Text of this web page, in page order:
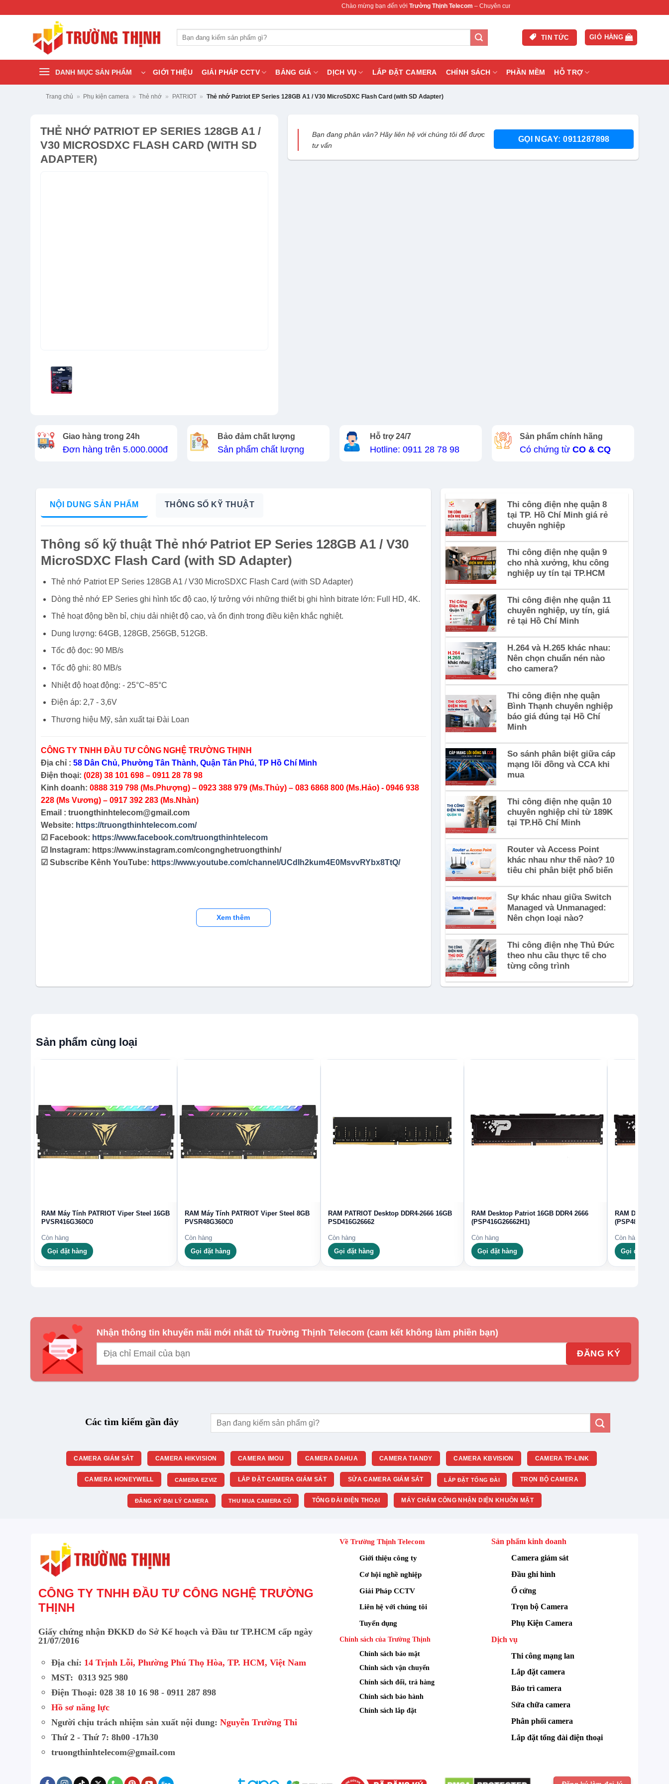
Chào mừng bạn đến vớiTrường Thịnh Telecom– Chuyên cung cấp thiết bị mạng & camera chính hãng, bảo hành , hỗ trợ nhanh.
kiếm:
TIN TỨC GIỎ HÀNG
DANH MỤC SẢN PHẨM GIỚI THIỆU GIẢI PHÁP CCTV BẢNG GIÁ DỊCH VỤ LẮP ĐẶT CAMERA CHÍNH SÁCH PHẦN MỀM HỖ TRỢ
Trang chủ » Phụ kiện camera » Thẻ nhớ » PATRIOT » Thẻ nhớ Patriot EP Series 128GB A1 / V30 MicroSDXC Flash Card (with SD Adapter)
THẺ NHỚ PATRIOT EP SERIES 128GB A1 /
V30 MICROSDXC FLASH CARD (WITH SD
ADAPTER)
Bạn đang phân vân? Hãy liên hệ với chúng tôi để được
tư vấn
GỌI NGAY: 0911287898
Giao hàng trong 24h
Đơn hàng trên 5.000.000đ
Bảo đảm chất lượng
Sản phẩm chất lượng
Hỗ trợ 24/7
Hotline: 0911 28 78 98
Sản phẩm chính hãng
Có chứng từ CO & CQ
NỘI DUNG SẢN PHẨM THÔNG SỐ KỸ THUẬT
Thông số kỹ thuật Thẻ nhớ Patriot EP Series 128GB A1 / V30
MicroSDXC Flash Card (with SD Adapter)
Thẻ nhớ Patriot EP Series 128GB A1 / V30 MicroSDXC Flash Card (with SD Adapter)
Dòng thẻ nhớ EP Series ghi hình tốc độ cao, lý tưởng với những thiết bị ghi hình bitrate lớn: Full HD, 4K.
Thẻ hoạt động bền bỉ, chịu dải nhiệt độ cao, và ổn định trong điều kiện khắc nghiệt.
Dung lượng: 64GB, 128GB, 256GB, 512GB.
Tốc độ đọc: 90 MB/s
Tốc độ ghi: 80 MB/s
Nhiệt độ hoạt động: - 25°C~85°C
Điện áp: 2,7 - 3,6V
Thương hiệu Mỹ, sản xuất tại Đài Loan
CÔNG TY TNHH ĐẦU TƯ CÔNG NGHỆ TRƯỜNG THỊNH
Địa chỉ : 58 Dân Chủ, Phường Tân Thành, Quận Tân Phú, TP Hồ Chí Minh
Điện thoại: (028) 38 101 698 – 0911 28 78 98
Kinh doanh: 0888 319 798 (Ms.Phượng) – 0923 388 979 (Ms.Thủy) – 083 6868 800 (Ms.Hảo) - 0946 938
228 (Ms Vương) – 0917 392 283 (Ms.Nhàn)
Email : truongthinhtelecom@gmail.com
Website: https://truongthinhtelecom.com/
☑ Facebook: https://www.facebook.com/truongthinhtelecom
☑ Instagram: https://www.instagram.com/congnghetruongthinh/
☑ Subscribe Kênh YouTube: https://www.youtube.com/channel/UCdIh2kum4E0MsvvRYbx8TtQ/
Xem thêm
Thi công điện nhẹ quận 8
tại TP. Hồ Chí Minh giá rẻ
chuyên nghiệp
Thi công điện nhẹ quận 9
cho nhà xưởng, khu công
nghiệp uy tín tại TP.HCM
Thi công điện nhẹ quận 11
chuyên nghiệp, uy tín, giá
rẻ tại Hồ Chí Minh
H.264 và H.265 khác nhau:
Nên chọn chuẩn nén nào
cho camera?
Thi công điện nhẹ quận
Bình Thạnh chuyên nghiệp
báo giá đúng tại Hồ Chí
Minh
So sánh phân biệt giữa cáp
mạng lõi đồng và CCA khi
mua
Thi công điện nhẹ quận 10
chuyên nghiệp chỉ từ 189K
tại TP.Hồ Chí Minh
Router và Access Point
khác nhau như thế nào? 10
tiêu chi phân biệt phổ biến
Sự khác nhau giữa Switch
Managed và Unmanaged:
Nên chọn loại nào?
Thi công điện nhẹ Thủ Đức
theo nhu cầu thực tế cho
từng công trình
Sản phẩm cùng loại
RAM Máy Tính PATRIOT Viper Steel 16GB
PVSR416G360C0
Còn hàng
Gọi đặt hàng
RAM Máy Tính PATRIOT Viper Steel 8GB
PVSR48G360C0
Còn hàng
Gọi đặt hàng
RAM PATRIOT Desktop DDR4-2666 16GB
PSD416G26662
Còn hàng
Gọi đặt hàng
RAM Desktop Patriot 16GB DDR4 2666
(PSP416G26662H1)
Còn hàng
Gọi đặt hàng
RAM Desktop
Còn hàng
Gọi đặt hàng
Nhận thông tin khuyến mãi mới nhất từ Trường Thịnh Telecom (cam kết không làm phiền bạn)
Các tìm kiếm gần đây
Tìm
CAMERA GIÁM SÁT CAMERA HIKVISION CAMERA IMOU CAMERA DAHUA CAMERA TIANDY CAMERA KBVISION CAMERA TP-LINK
CAMERA HONEYWELL CAMERA EZVIZ LẮP ĐẶT CAMERA GIÁM SÁT SỬA CAMERA GIÁM SÁT LẮP ĐẶT TỔNG ĐÀI TRỌN BỘ CAMERA
ĐĂNG KÝ ĐẠI LÝ CAMERA THU MUA CAMERA CŨ TỔNG ĐÀI ĐIỆN THOẠI MÁY CHẤM CÔNG NHẬN DIỆN KHUÔN MẶT
CÔNG TY TNHH ĐẦU TƯ CÔNG NGHỆ TRƯỜNG
THỊNH
Giấy chứng nhận ĐKKD do Sở Kế hoạch và Đầu tư TP.HCM cấp ngày
21/07/2016
Địa chỉ: 14 Trịnh Lỗi, Phường Phú Thọ Hòa, TP. HCM, Việt Nam
MST: 0313 925 980
Điện Thoại: 028 38 10 16 98 - 0911 287 898
Hồ sơ năng lực
Người chịu trách nhiệm sản xuất nội dung: Nguyễn Trường Thi
Thứ 2 - Thứ 7: 8h00 -17h30
truongthinhtelecom@gmail.com
Về Trường Thịnh Telecom
Giới thiệu công ty
Cơ hội nghề nghiệp
Giải Pháp CCTV
Liên hệ với chúng tôi
Tuyển dụng
Chính sách của Trường Thịnh
Chính sách bảo mật
Chính sách vận chuyển
Chính sách đổi, trả hàng
Chính sách bảo hành
Chính sách lắp đặt
Sản phẩm kinh doanh
Camera giám sát
Đầu ghi hình
Ổ cứng
Trọn bộ Camera
Phụ Kiện Camera
Dịch vụ
Thi công mạng lan
Lắp đặt camera
Bảo trì camera
Sửa chữa camera
Phân phối camera
Lắp đặt tổng đài điện thoại